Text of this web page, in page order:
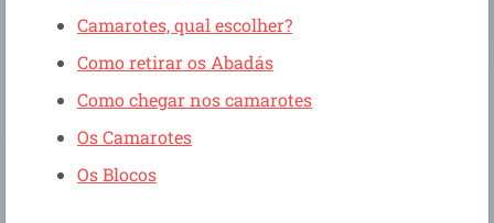
Camarotes, qual escolher?
Como retirar os Abadás
Como chegar nos camarotes
Os Camarotes
Os Blocos